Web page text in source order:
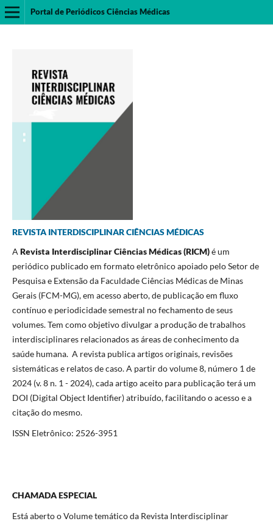
Portal de Periódicos Ciências Médicas
REVISTA INTERDISCIPLINAR CIÊNCIAS MÉDICAS
A Revista Interdisciplinar Ciências Médicas (RICM)é um
periódico publicado em formato eletrônico apoiado pelo Setor de
Pesquisa e Extensão da Faculdade Ciências Médicas de Minas
Gerais (FCM-MG), em acesso aberto, de publicação em fluxo
contínuo e periodicidade semestral no fechamento de seus
volumes. Tem como objetivo divulgar a produção de trabalhos
interdisciplinares relacionados as áreas de conhecimento da
saúde humana. A revista publica artigos originais, revisões
sistemáticas e relatos de caso. A partir do volume 8, número 1 de
2024 (v. 8 n. 1 - 2024), cada artigo aceito para publicação terá um
DOI (Digital Object Identifier) atribuído, facilitando o acesso e a
citação do mesmo.
ISSN Eletrônico: 2526-3951
CHAMADA ESPECIAL
Está aberto o Volume temático da Revista Interdisciplinar